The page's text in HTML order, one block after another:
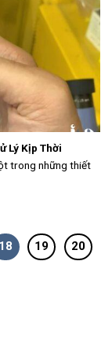
Lý Kịp Thời
trong những thiết
18 19
20